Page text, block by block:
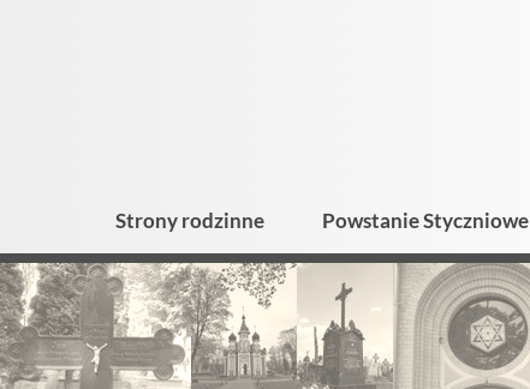
Strony rodzinne Powstanie Styczniowe